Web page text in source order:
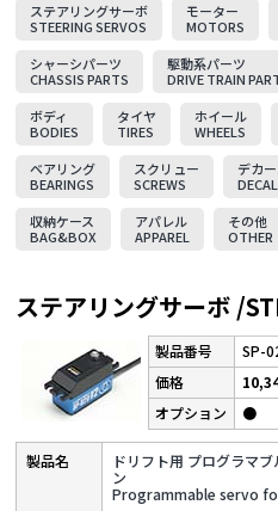
ステアリングサーボ
STEERING SERVOS
モーター
MOTORS
シャーシパーツ
CHASSIS PARTS
駆動系パーツ
DRIVE TRAIN
ボディ
BODIES
タイヤ
TIRES
ホイール
WHEELS
ベアリング
BEARINGS
スクリュー
SCREWS
デカ
収納ケース
BAG&BOX
アパレル
APPAREL
その他
OTHER
ステアリングサーボ /
SP-
ドリフト用 プログラマ
ン
Programmable servo
●